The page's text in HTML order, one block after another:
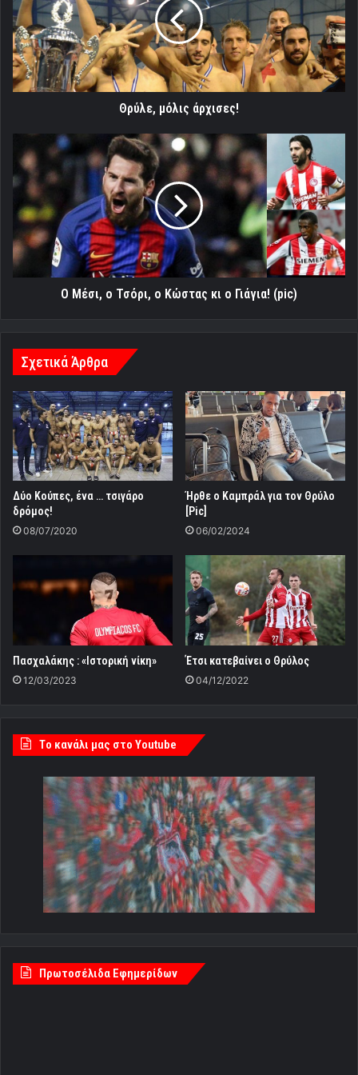
Θρύλε, μόλις άρχισες!
Μέσι,
ο
Τσόρι,
Κώστας
κι
ο
Γιάγια!
Ο Μέσι, ο Τσόρι, ο Κώστας κι ο Γιάγια! (pic)
Σχετικά Άρθρα
Δύο Κούπες, ένα … τσιγάρο
δρόμος!
08/07/2020
Ήρθε ο Καμπράλ για τον Θρύλο
[Pic]
06/02/2024
Πασχαλάκης : «Ιστορική νίκη»
12/03/2023
Έτσι κατεβαίνει ο Θρύλος
04/12/2022
Tο κανάλι μας στο Youtube
Πρωτοσέλιδα Εφημερίδων